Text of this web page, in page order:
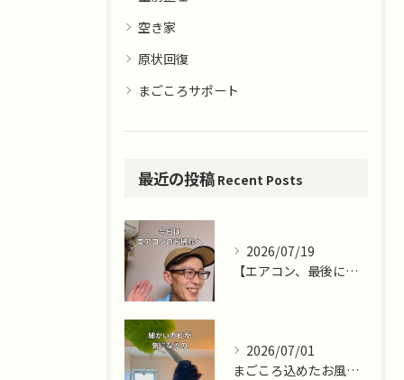
空き家
原状回復
まごころサポート
最近の投稿 Recent Posts
2026/07/19
【エアコン、最後に掃除したのはいつですか？🌿】
2026/07/01
まごころ込めたお風呂掃除ならまごころサポート藤沢十色店